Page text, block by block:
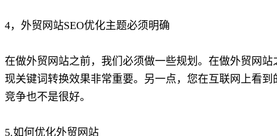
4，外贸网站SEO优化主题必须明确
在做外贸网站之前，我们必须做一些规划。在做外贸网
现关键词转换效果非常重要。另一点，您在互联网上看
竞争也不是很好。
5.如何优化外贸网站